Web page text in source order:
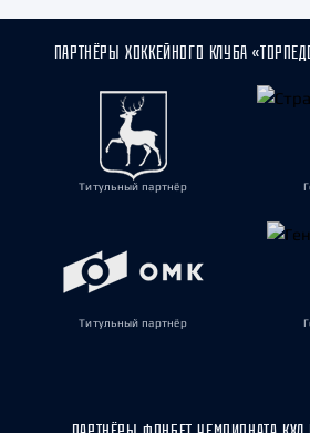
ПАРТНЁРЫ ХОККЕЙНОГО КЛУБА
Титульный партнёр
Титульный партнёр